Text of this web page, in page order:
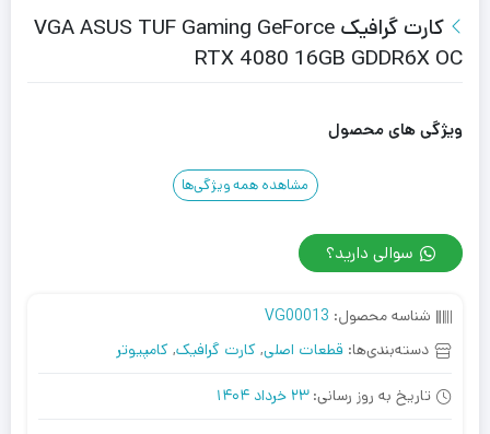
کارت گرافیک VGA ASUS TUF Gaming GeForce
RTX 4080 16GB GDDR6X OC
ویژگی های محصول
مشاهده همه ویژگی‌ها
سوالی دارید؟
شناسه محصول: VG00013
دسته‌بندی‌ها: قطعات اصلی, کارت گرافیک, کامپیوتر
تاریخ به روز رسانی:23 خرداد 1404